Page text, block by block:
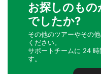
お探しのも
でしたか?
その他のツアーやその
ください。
サポートチームに 24
す。